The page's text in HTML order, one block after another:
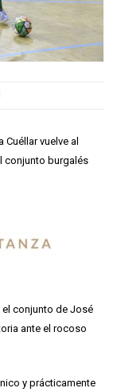
vuelve al
conjunto burgalés
el conjunto de José
ante el rocoso
y prácticamente